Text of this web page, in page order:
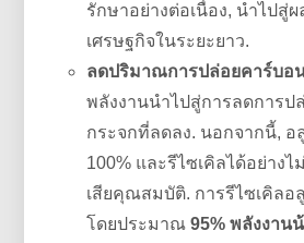
รักษาอย่างต่อเนื่อง, นำไปสู่
เศรษฐกิจในระยะยาว.
ลดปริมาณการปล่อยคาร์บอ
พลังงานนำไปสู่การลดการป
กระจกที่ลดลง. นอกจากนี้, อ
100% และรีไซเคิลได้อย่าง
เสียคุณสมบัติ. การรีไซเคิลอ
โดยประมาณ95% พลังงาน